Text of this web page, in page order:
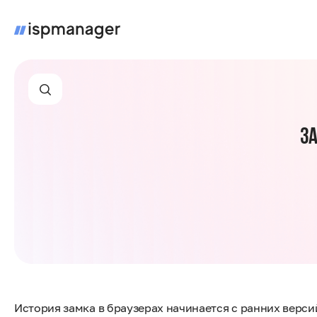
История замка в браузерах начинается с ранних